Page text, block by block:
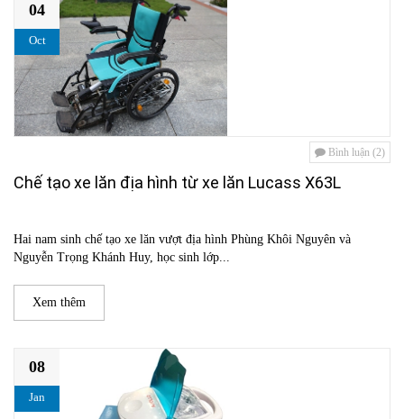
04
Oct
Bình luận (2)
Chế tạo xe lăn địa hình từ xe lăn Lucass X63L
Hai nam sinh chế tạo xe lăn vượt địa hình Phùng Khôi Nguyên và
Nguyễn Trọng Khánh Huy, học sinh lớp...
Xem thêm
08
Jan